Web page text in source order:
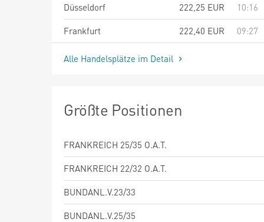
Düsseldorf
222,25 EUR
10:16
Frankfurt
222,40 EUR 09:27
Alle Handelsplätze im Detail
Größte Positionen
FRANKREICH 25/35 O.A.T.
FRANKREICH 22/32 O.A.T.
BUNDANL.V.23/33
BUNDANL.V.25/35